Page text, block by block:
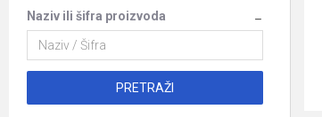
Naziv ili šifra proizvoda
PRETRAŽI